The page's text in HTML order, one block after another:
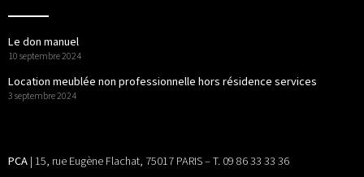
Le don manuel
10 septembre 2024
Location meublée non professionnelle hors résidence services
3 septembre 2024
PCA| 15, rue Eugène Flachat, 75017 PARIS – T. 09 86 33 33 36